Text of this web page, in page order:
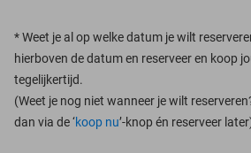
*Weet je al op welke datum je wilt
hierboven de datum en reserveer en koop
tegelijkertijd.
(Weet je nog niet wanneer je wilt
dan via de ‘koop nu’-knop én reserveer